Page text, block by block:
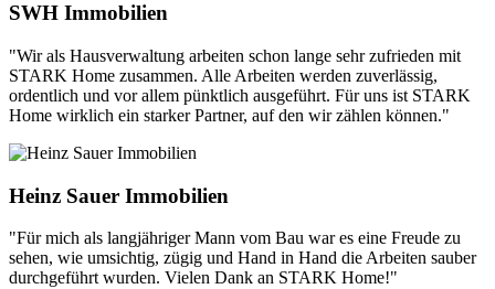
SWH Immobilien
"Wir als Hausverwaltung arbeiten schon lange sehr zufrieden mit
STARK Home zusammen. Alle Arbeiten werden zuverlässig,
ordentlich und vor allem pünktlich ausgeführt. Für uns ist STARK
Home wirklich ein starker Partner, auf den wir zählen können."
Heinz Sauer Immobilien
"Für mich als langjähriger Mann vom Bau war es eine Freude zu
sehen, wie umsichtig, zügig und Hand in Hand die Arbeiten sauber
durchgeführt wurden. Vielen Dank an STARK Home!"